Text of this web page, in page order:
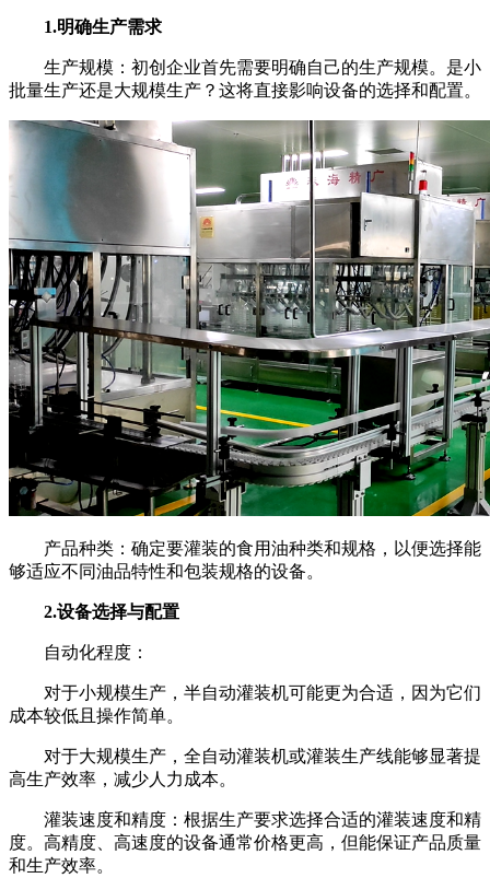
1.明确生产需求
生产规模：初创企业首先需要明确自己的生产规模。是小
批量生产还是大规模生产？这将直接影响设备的选择和配置。
产品种类：确定要灌装的食用油种类和规格，以便选择能
够适应不同油品特性和包装规格的设备。
2.设备选择与配置
自动化程度：
对于小规模生产，半自动灌装机可能更为合适，因为它们
成本较低且操作简单。
对于大规模生产，全自动灌装机或灌装生产线能够显著提
高生产效率，减少人力成本。
灌装速度和精度：根据生产要求选择合适的灌装速度和精
度。高精度、高速度的设备通常价格更高，但能保证产品质量
和生产效率。